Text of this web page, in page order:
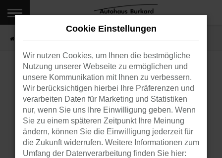
Zum
Hauptinhalt
springen
FEHLER:
NETWORK ERROR
Beim Laden ist ein Fehler aufgetreten.
Hier sind ein paar Tipps, die dir helfen können:
Cookie Einstellungen
Wir nutzen Cookies, um Ihnen die bestmögliche
Nutzung unserer Webseite zu ermöglichen und
unsere Kommunikation mit Ihnen zu verbessern.
Wir berücksichtigen hierbei Ihre Präferenzen und
verarbeiten Daten für Marketing und Statistiken
nur, wenn Sie uns Ihre Einwilligung geben. Wenn
Sie zu einem späteren Zeitpunkt Ihre Meinung
ändern, können Sie die Einwilligung jederzeit für
die Zukunft widerrufen. Weitere Informationen zum
Umfang der Datenverarbeitung finden Sie hier: